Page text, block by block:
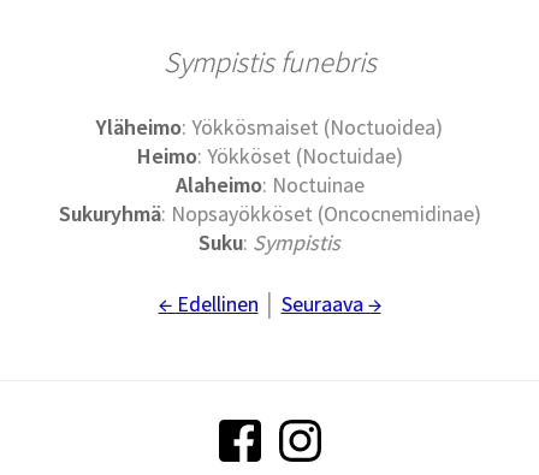
Sympistis funebris
Yläheimo: Yökkösmaiset (Noctuoidea)
Heimo: Yökköset (Noctuidae)
Alaheimo: Noctuinae
Sukuryhmä: Nopsayökköset (Oncocnemidinae)
Suku: Sympistis
← Edellinen Seuraava →